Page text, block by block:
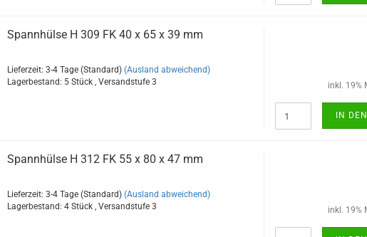
Spannhülse H 309 FK 40 x 65 x 39 mm
Lieferzeit: 3-4 Tage (Standard) (Ausland abweichend)
Lagerbestand: 5 Stück , Versandstufe 3
inkl. 19%
IN
Spannhülse H 312 FK 55 x 80 x 47 mm
Lieferzeit: 3-4 Tage (Standard) (Ausland abweichend)
Lagerbestand: 4 Stück , Versandstufe 3
inkl. 19%